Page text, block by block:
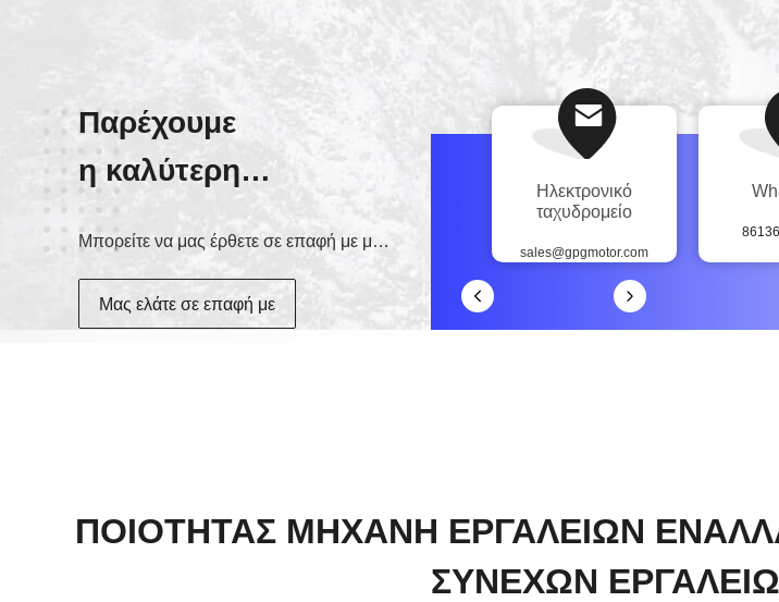
Παρέχουμε
η καλύτερη
υπηρεσία!
Μπορείτε να μας έρθετε σε επαφή με με τους διάφορους τρόπους
Μας ελάτε σε επαφή με
Ηλεκτρονικό
ταχυδρομείο
sales@gpgmotor.com
ΠΟΙΌΤΗΤΑΣ ΜΗΧΑΝΉ ΕΡΓΑΛΕΊΩΝ
ΣΥΝΕΧΏΝ